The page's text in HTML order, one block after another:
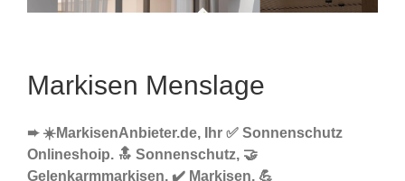
Markisen Menslage
➨ ☀️MarkisenAnbieter.de, Ihr ✅ Sonnenschutz
Onlineshoip. 🔝 Sonnenschutz, 🤝
Gelenkarmmarkisen, ✔️ Markisen, 💪